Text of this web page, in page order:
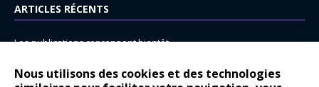
Nous utilisons des cookies et des technologies
ARTICLES RÉCENTS
Les publications reprennent bientôt…